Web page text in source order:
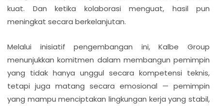
kuat. Dan ketika kolaborasi menguat, hasil pun
meningkat secara berkelanjutan.
Melalui inisiatif pengembangan ini, Kalbe Group
menunjukkan komitmen dalam membangun pemimpin
yang tidak hanya unggul secara kompetensi teknis,
tetapi juga matang secara emosional — pemimpin
yang mampu menciptakan lingkungan kerja yang stabil,